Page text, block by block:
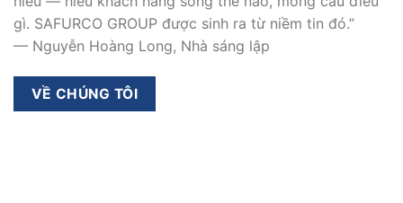
gì. SAFURCO GROUP được sinh ra từ niềm tin đó.”
— Nguyễn Hoàng Long, Nhà sáng lập
VỀ CHÚNG TÔI